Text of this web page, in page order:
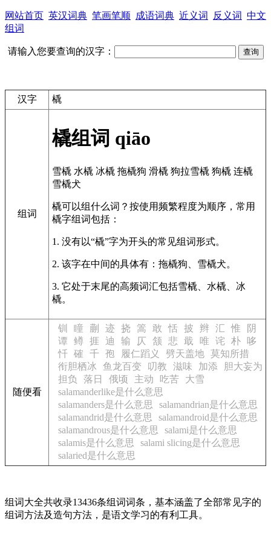
网站首页 英汉词典 笔画笔顺 成语词典 近义词 反义词 中文
组词
请输入您要查询的汉字：
汉字 橇
组词
橇组词 qiāo
雪橇 水橇 冰橇 拖橇狗 滑橇 狗拉雪橇 狗橇 连橇
雪橇犬
橇可以组什么词？按使用频繁程度为顺序，常用
橇字组词包括：
1. 没有以“橇”字为开头的常见组词形式。
2. 该字在中间的具体有：拖橇狗、雪橇犬。
3. 它处于末尾的高频词汇包括雪橇、水橇、冰
橇。
随便看
钏 瞳 蒯 迹 挠 篙 敢 恬 披 辫 汇 惟
阴
谭
鳟 捱 迪 输 仄 颔 悲 戢 唯 诧 朴
哆
忏 確 千 孢 履仁蹈义 劈天盖地 莫知所措
衔胆栖冰
鱼龙百变 叨教 滋味 加添
胆大妄为
担负
落日 俄顷 主动 吃苦
大雪
salamanderlike是什么意思
salamanders是什么意思
salamandrian是什么意思
salamandrid是什么意思
salamandroid是什么意思
salamandrous是什么意思
salami是什么意思
salamis是什么意思
salami slicing是什么意思
salaried是什么意思
组词大全共收录13436条组词词条，基本涵盖了全部常见字的
组词方法及造句方法，是语文学习的有利工具。